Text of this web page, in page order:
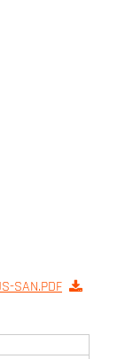
SAN.PDF